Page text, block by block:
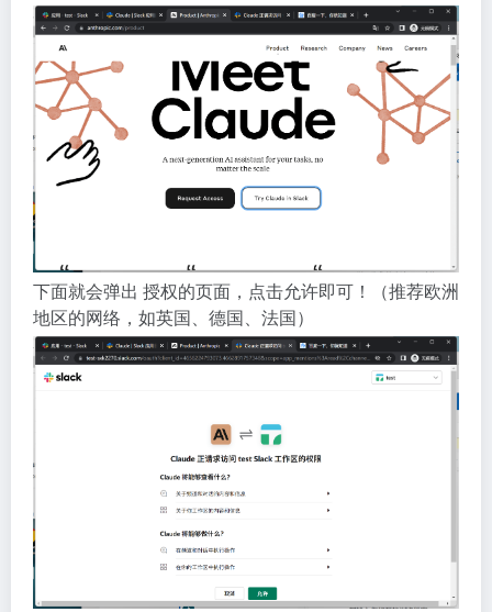
下面就会弹出 授权的页面，点击允许即可！（推荐欧洲
地区的网络，如英国、德国、法国）